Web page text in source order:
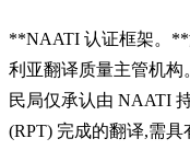
**NAATI 认证框架。
利亚翻译质量主管机
民局仅承认由 NAATI
(RPT) 完成的翻译,需具